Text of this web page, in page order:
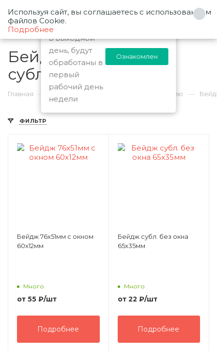
0
Бейджи под
сублимацию
Главная — Заготовки под сублимацию —
ФИЛЬТР
Бейдж 76x51мм с окном
60x12мм
Много
от 55 ₽/шт
Подробнее
Бейдж субл. без окна
65x35мм
Много
от 22 ₽/шт
Подробнее
Заказы
оформленные
в выходной
день, будут
обработаны в
первый
рабочий день
недели
Ознакомлен
Используя сайт, вы соглашаетесь с использованием
файлов Cookie.
Подробнее